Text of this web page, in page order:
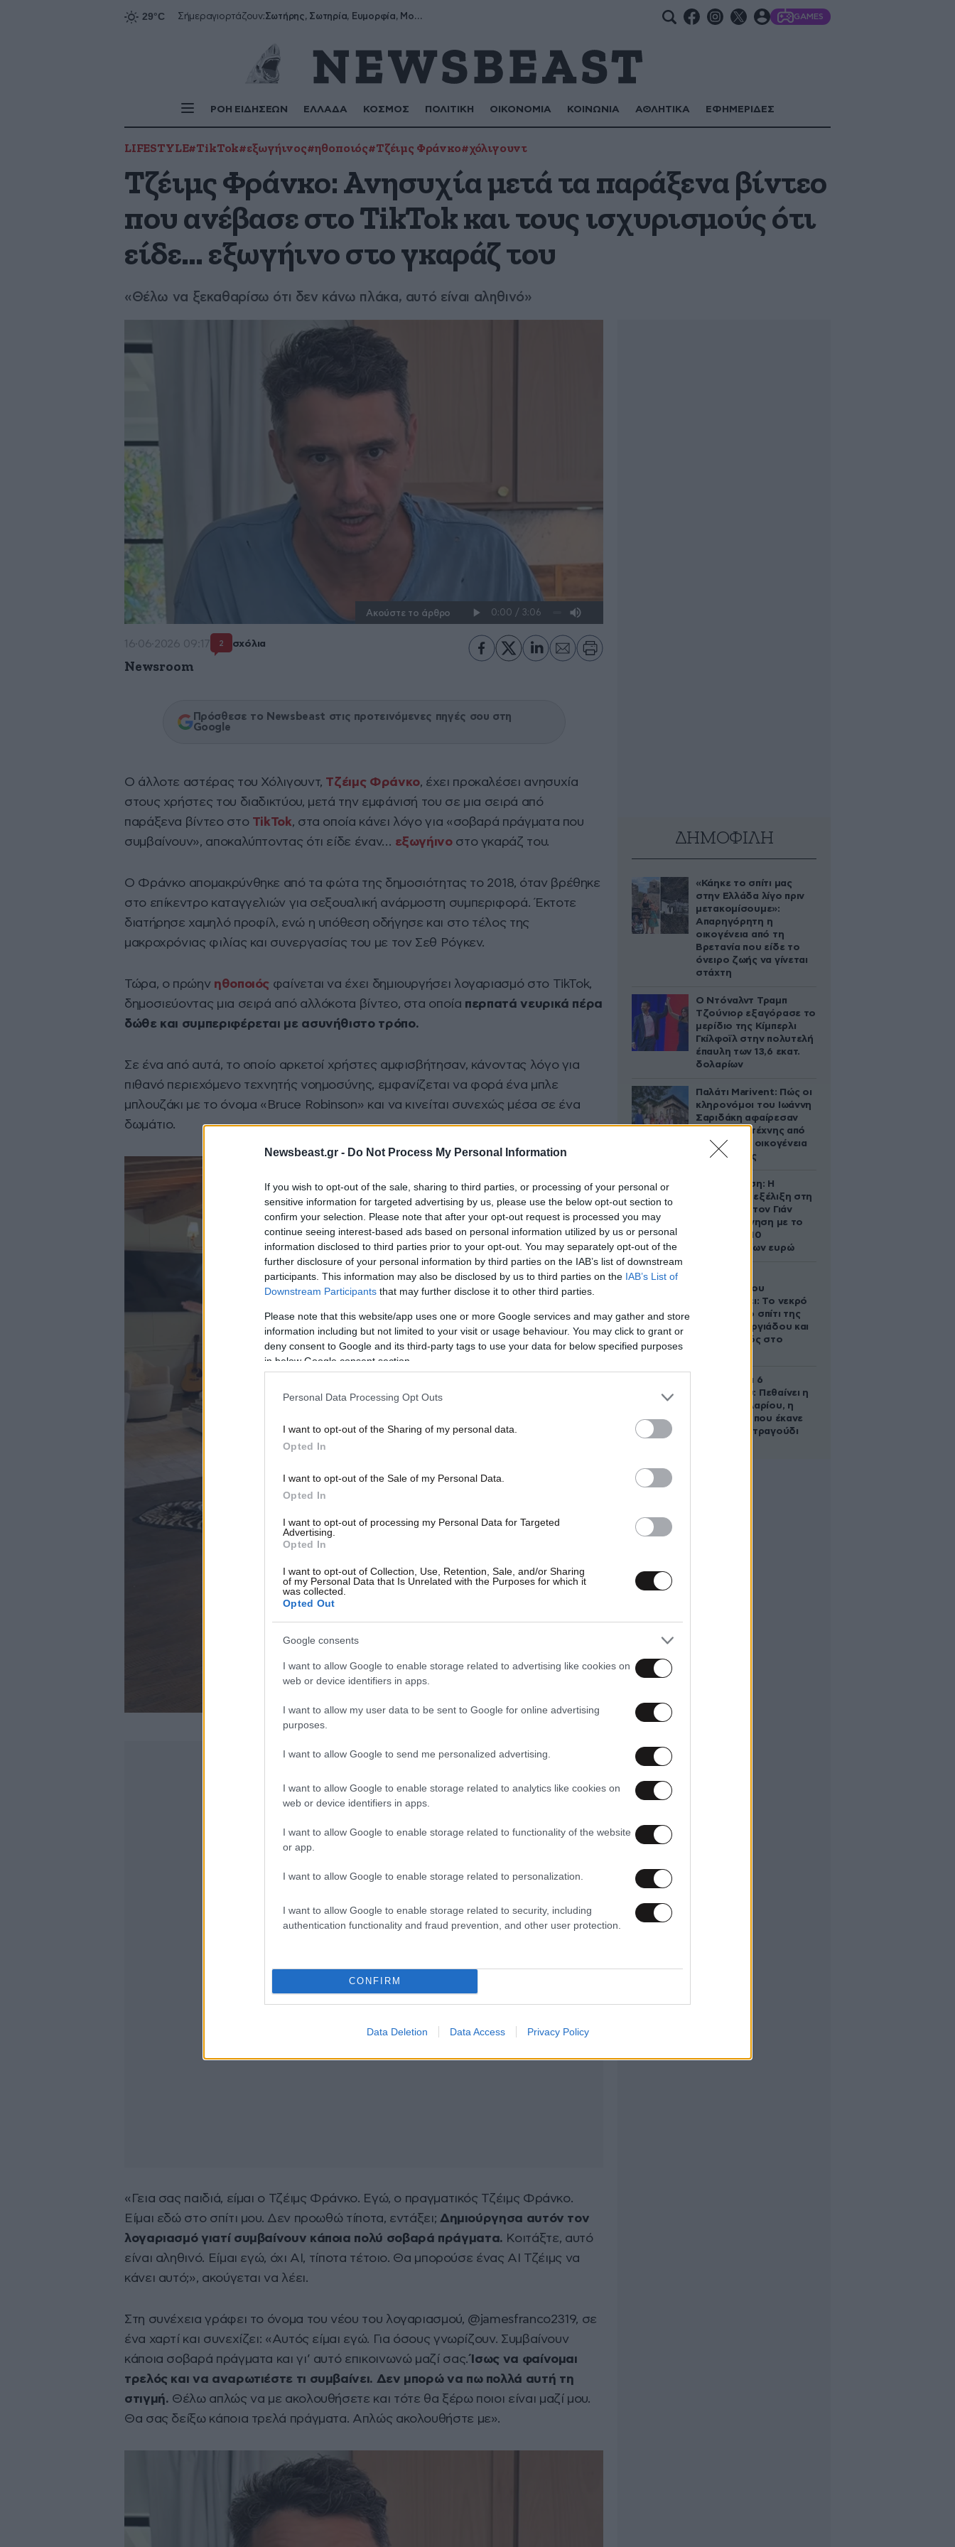
Newsbeast.gr - Do Not Process My Personal Information
If you wish to opt-out of the sale, sharing to third parties, or processing of your personal or
sensitive information for targeted advertising by us, please use the below opt-out section to
confirm your selection. Please note that after your opt-out request is processed you may
continue seeing interest-based ads based on personal information utilized by us or personal
information disclosed to third parties prior to your opt-out. You may separately opt-out of the
further disclosure of your personal information by third parties on the IAB’s list of downstream
participants. This information may also be disclosed by us to third parties on the IAB’s List of
Downstream Participants that may further disclose it to other third parties.
Please note that this website/app uses one or more Google services and may gather and store
information including but not limited to your visit or usage behaviour. You may click to grant or
deny consent to Google and its third-party tags to use your data for below specified purposes
in below Google consent section.
Personal Data Processing Opt Outs
I want to opt-out of the Sharing of my personal data.
Opted In
I want to opt-out of the Sale of my Personal Data.
Opted In
I want to opt-out of processing my Personal Data for Targeted
Advertising.
Opted In
I want to opt-out of Collection, Use, Retention, Sale, and/or Sharing
of my Personal Data that Is Unrelated with the Purposes for which it
was collected.
Opted Out
Google consents
I want to allow Google to enable storage related to advertising like cookies on
web or device identifiers in apps.
I want to allow my user data to be sent to Google for online advertising
purposes.
I want to allow Google to send me personalized advertising.
I want to allow Google to enable storage related to analytics like cookies on
web or device identifiers in apps.
I want to allow Google to enable storage related to functionality of the website
or app.
I want to allow Google to enable storage related to personalization.
I want to allow Google to enable storage related to security, including
authentication functionality and fraud prevention, and other user protection.
CONFIRM
Data Deletion Data Access Privacy Policy
Σήμεραγιορτάζουν: Σωτήρης, Σωτηρία, Ευμορφία, Μορφούλα GAMES
ΡΟΗ ΕΙΔΗΣΕΩΝ ΕΛΛΑΔΑ ΚΟΣΜΟΣ ΠΟΛΙΤΙΚΗ ΟΙΚΟΝΟΜΙΑ ΚΟΙΝΩΝΙΑ ΑΘΛΗΤΙΚΑ ΕΦΗΜΕΡΙΔΕΣ
LIFESTYLE#TikTok#εξωγήινος#ηθοποιός#Τζέιμς Φράνκο#χόλιγουντ
Τζέιμς Φράνκο: Ανησυχία μετά τα παράξενα βίντεο
που ανέβασε στο TikTok και τους ισχυρισμούς ότι
είδε… εξωγήινο στο γκαράζ του
«Θέλω να ξεκαθαρίσω ότι δεν κάνω πλάκα, αυτό είναι αληθινό»
Ακούστε το άρθρο
16·06·2026 09:17 2 σχόλια
Newsroom
Πρόσθεσε το Newsbeast στις προτεινόμενες πηγές σου στη
Google
Ο άλλοτε αστέρας του Χόλιγουντ, Τζέιμς Φράνκο, έχει προκαλέσει ανησυχία
στους χρήστες του διαδικτύου, μετά την εμφάνισή του σε μια σειρά από
παράξενα βίντεο στο TikTok, στα οποία κάνει λόγο για «σοβαρά πράγματα που
συμβαίνουν», αποκαλύπτοντας ότι είδε έναν… εξωγήινοστο γκαράζ του.
Ο Φράνκο απομακρύνθηκε από τα φώτα της δημοσιότητας το 2018, όταν βρέθηκε
στο επίκεντρο καταγγελιών για σεξουαλική ανάρμοστη συμπεριφορά. Έκτοτε
διατήρησε χαμηλό προφίλ, ενώ η υπόθεση οδήγησε και στο τέλος της
μακροχρόνιας φιλίας και συνεργασίας του με τον Σεθ Ρόγκεν.
Τώρα, ο πρώην ηθοποιός φαίνεται να έχει δημιουργήσει λογαριασμό στο TikTok,
δημοσιεύοντας μια σειρά από αλλόκοτα βίντεο, στα οποία περπατά νευρικά πέρα
δώθε και συμπεριφέρεται με ασυνήθιστο τρόπο.
Σε ένα από αυτά, το οποίο αρκετοί χρήστες αμφισβήτησαν, κάνοντας λόγο για
πιθανό περιεχόμενο τεχνητής νοημοσύνης, εμφανίζεται να φορά ένα μπλε
μπλουζάκι με το όνομα «Bruce Robinson» και να κινείται συνεχώς μέσα σε ένα
δωμάτιο.
«Γεια σας παιδιά, είμαι ο Τζέιμς Φράνκο. Εγώ, ο πραγματικός Τζέιμς Φράνκο.
Είμαι εδώ στο σπίτι μου. Δεν προωθώ τίποτα, εντάξει; Δημιούργησα αυτόν τον
λογαριασμό γιατί συμβαίνουν κάποια πολύ σοβαρά πράγματα. Κοιτάξτε, αυτό
είναι αληθινό. Είμαι εγώ, όχι AI, τίποτα τέτοιο. Θα μπορούσε ένας AI Τζέιμς να
κάνει αυτό;», ακούγεται να λέει.
Στη συνέχεια γράφει το όνομα του νέου του λογαριασμού, @jamesfranco2319, σε
ένα χαρτί και συνεχίζει: «Αυτός είμαι εγώ. Για όσους γνωρίζουν. Συμβαίνουν
κάποια σοβαρά πράγματα και γι’ αυτό επικοινωνώ μαζί σας. Ίσως να φαίνομαι
τρελός και να αναρωτιέστε τι συμβαίνει. Δεν μπορώ να πω πολλά αυτή τη
στιγμή. Θέλω απλώς να με ακολουθήσετε και τότε θα ξέρω ποιοι είναι μαζί μου.
Θα σας δείξω κάποια τρελά πράγματα. Απλώς ακολουθήστε με».
ΔΗΜΟΦΙΛΗ
«Κάηκε το σπίτι μας
στην Ελλάδα λίγο πριν
μετακομίσουμε»:
Απαρηγόρητη η
οικογένεια από τη
Βρετανία που είδε το
όνειρο ζωής να γίνεται
στάχτη
Ο Ντόναλντ Τραμπ
Τζούνιορ εξαγόρασε το
μερίδιο της Κίμπερλι
Γκίλφοϊλ στην πολυτελή
έπαυλη των 13,6 εκατ.
δολαρίων
Παλάτι Marivent: Πώς οι
κληρονόμοι του Ιωάννη
Σαριδάκη αφαίρεσαν
1.300 έργα τέχνης από
τη βασιλική οικογένεια
της Ισπανίας
Αθηνά Ωνάση: Η
απρόσμενη εξέλιξη στη
διαμάχη με τον Γιάν
Τοπς – Η κίνηση με το
άλογο των 10
εκατομμυρίων ευρώ
Τζώρτζογλου
αποκαλύπτει: Το νεκρό
έμβρυο στο σπίτι της
Μαρίας Γεωργιάδου και
ο εγκλεισμός στο
Σαν σήμερα 6
Αυγούστου: Πεθαίνει η
Ρίτα Σακελλαρίου, η
λαϊκή ντίβα που έκανε
τη ζωή της τραγούδι